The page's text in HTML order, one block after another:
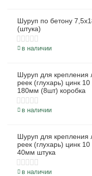
Шуруп по бетону
(штука)
в наличии
Шуруп для крепления
реек (глухарь) цинк 10
180мм (8шт) коробка
в наличии
Шуруп для крепления
реек (глухарь) цинк 10
40мм штука
в наличии